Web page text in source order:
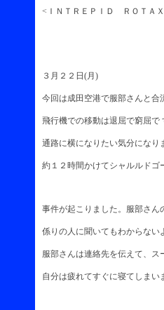
<ＩＮＴＲＥＰＩＤ ＲＯＴＡ
３月２２日(月)
今回は成田空港で服部さんと合
飛行機での移動は退屈で窮屈で
通路に横になりたい気分になり
約１２時間かけてシャルルドゴ
事件が起こりました。服部さん
係りの人に聞いてもわからない
服部さんは連絡先を伝えて、ス
自分は疲れてすぐに寝てしまい